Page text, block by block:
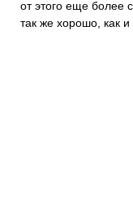
от этого еще более
так же хорошо, как